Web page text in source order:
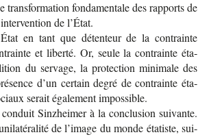
fon­da­men­tale des rap­ports de
de l’État.
en tant que déten­teur de la contrainte
et liberté. Or, seule la contrainte éta­
du ser­vage, la pro­tec­tion mini­male des
d’un cer­tain degré de contrainte éta­
serait éga­le­ment impossible.
conduit Sinz­hei­mer à la conclu­sion sui­vante.
de l’image du monde éta­tiste, sui­